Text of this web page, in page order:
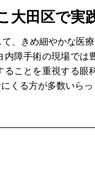
大田区で実
、きめ細やかな医療
障手術の現場では
ことを重視する眼
くる方が多数いらっ